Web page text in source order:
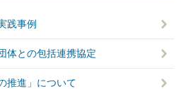
践事例
体との包括連携協定
推進」について